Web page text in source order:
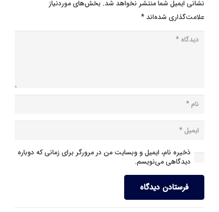
نشانی ایمیل شما منتشر نخواهد شد. بخش‌های موردنیاز
علامت‌گذاری شده‌اند*
ذخیره نام، ایمیل و وبسایت من در مرورگر برای زمانی که دوباره
دیدگاهی می‌نویسم.
فرستادن دیدگاه